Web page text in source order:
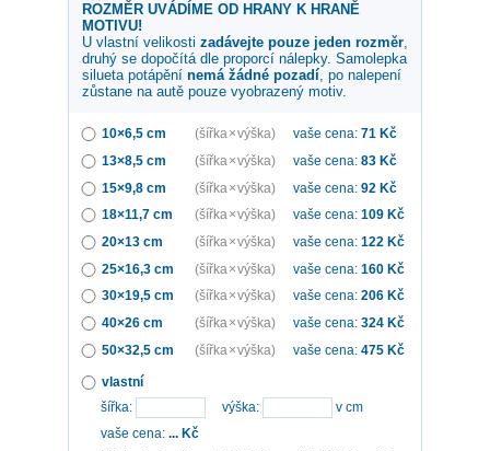
ROZMĚR UVÁDÍME OD HRANY K HRANĚ
MOTIVU!
U vlastní velikosti zadávejte pouze jeden rozměr,
druhý se dopočítá dle proporcí nálepky. Samolepka
silueta potápění nemá žádné pozadí, po nalepení
zůstane na autě pouze vyobrazený motiv.
10×6,5 cm (šířka × výška) vaše cena: 71 Kč
13×8,5 cm
(šířka × výška) vaše cena: 83 Kč
15×9,8 cm
(šířka × výška) vaše cena: 92 Kč
18×11,7 cm
(šířka × výška) vaše cena: 109 Kč
20×13 cm
(šířka × výška) vaše cena: 122 Kč
25×16,3 cm
(šířka × výška) vaše cena: 160 Kč
30×19,5 cm
(šířka × výška) vaše cena: 206 Kč
40×26 cm
(šířka × výška) vaše cena: 324 Kč
50×32,5 cm
(šířka × výška) vaše cena: 475 Kč
vlastní
šířka:
výška:
v cm
vaše cena: ... Kč